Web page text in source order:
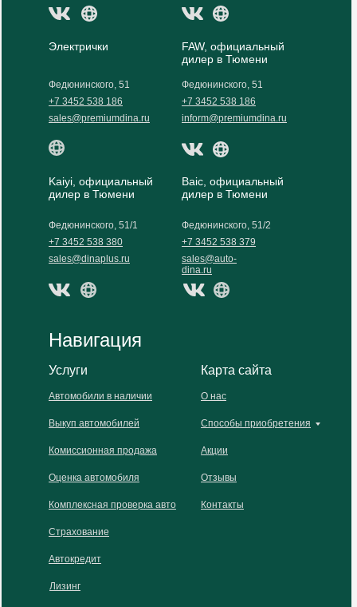
Федюнинского, 51/2
+7 3452 538 379
sales@auto-
dina.ru
Федюнинского, 51/1
+7 3452 538 380
sales@dinaplus.ru
Kaiyi, официальный
дилер в Тюмени
Baic, официальный
дилер в Тюмени
Электрички
Федюнинского, 51
+7 3452 538 186
sales@premiumdina.ru
Навигация
Карта сайта
О нас
Способы приобретения
Акции
Отзывы
Контакты
Услуги
Автомобили в наличии
Выкуп автомобилей
Комиссионная продажа
Оценка автомобиля
Комплексная проверка авто
Страхование
Автокредит
Лизинг
FAW, официальный
дилер в Тюмени
Федюнинского, 51
+7 3452 538 186
inform@premiumdina.ru